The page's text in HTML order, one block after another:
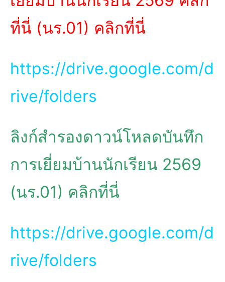
ที่นี่ (นร.01) คลิกที่นี่
https://drive.google.com/d
rive/folders
ลิงก์สำรองดาวน์โหลดบันทึก
การเยี่ยมบ้านนักเรียน 2569
(นร.01) คลิกที่นี่
https://drive.google.com/d
rive/folders